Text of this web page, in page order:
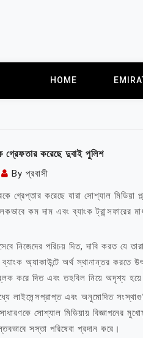
HOME
করেছে দুবাই পুলিশ
By প্রবাসী
গ্রেপ্তার করেছে যারা সোশ্যাল মিডিয়া
কম দাম এবং ব্যাংক ট্রান্সফারের
নিজেদের পরিচয় দিত, দাবি করত যে
অ্যাকাউন্টে অর্থ স্থানান্তর করতে
করে দিত এবং তহবিল নিয়ে অদৃশ্য
লাইসেন্সপ্রাপ্ত এবং অনুমোদিত
সোশ্যাল মিডিয়ায় বিজ্ঞাপনের
সস্তা পরিষেবা প্রদান করে।